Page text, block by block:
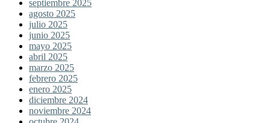
septiembre 2025
agosto 2025
julio 2025
junio 2025
mayo 2025
abril 2025
marzo 2025
febrero 2025
enero 2025
diciembre 2024
noviembre 2024